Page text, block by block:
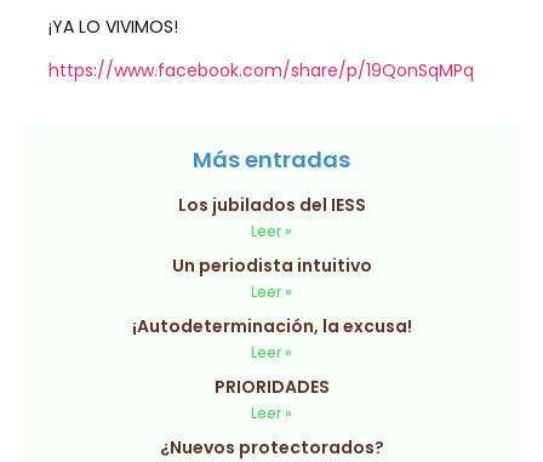
¡YA LO VIVIMOS!
https://www.facebook.com/share/p/19QonSqMPq
Más entradas
Los jubilados del IESS
Leer »
Un periodista intuitivo
Leer »
¡Autodeterminación, la excusa!
Leer »
PRIORIDADES
Leer »
¿Nuevos protectorados?